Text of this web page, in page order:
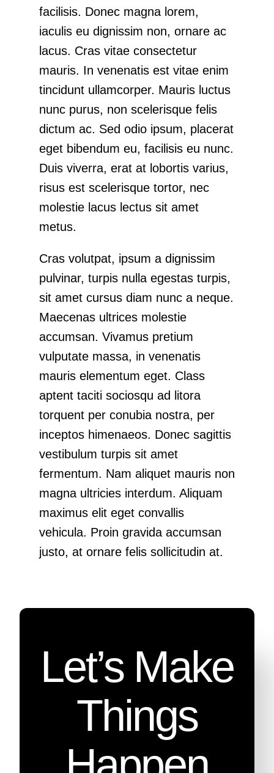
facilisis. Donec magna lorem,
iaculis eu dignissim non, ornare ac
lacus. Cras vitae consectetur
mauris. In venenatis est vitae enim
tincidunt ullamcorper. Mauris luctus
nunc purus, non scelerisque felis
dictum ac. Sed odio ipsum, placerat
eget bibendum eu, facilisis eu nunc.
Duis viverra, erat at lobortis varius,
risus est scelerisque tortor, nec
molestie lacus lectus sit amet
metus.
Cras volutpat, ipsum a dignissim
pulvinar, turpis nulla egestas turpis,
sit amet cursus diam nunc a neque.
Maecenas ultrices molestie
accumsan. Vivamus pretium
vulputate massa, in venenatis
mauris elementum eget. Class
aptent taciti sociosqu ad litora
torquent per conubia nostra, per
inceptos himenaeos. Donec sagittis
vestibulum turpis sit amet
fermentum. Nam aliquet mauris non
magna ultricies interdum. Aliquam
maximus elit eget convallis
vehicula. Proin gravida accumsan
justo, at ornare felis sollicitudin at.
Let’s Make
Things